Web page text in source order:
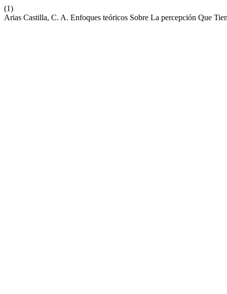
(1)
Arias Castilla, C. A. Enfoques teóricos Sobre La percepción Que